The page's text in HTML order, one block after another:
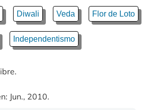
Diwali Veda Flor de Loto
Independentismo
Jun., 2010.